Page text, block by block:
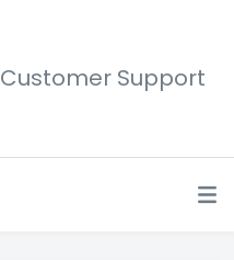
Customer Support